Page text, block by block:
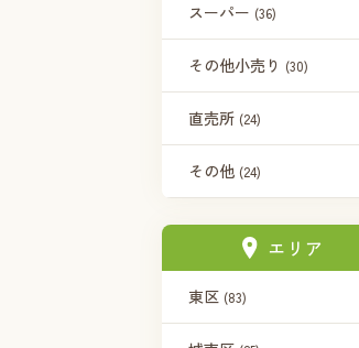
スーパー (36)
その他小売り (30)
直売所 (24)
その他 (24)
エリア
東区 (83)